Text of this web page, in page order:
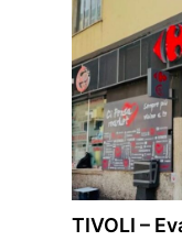
TIVOLI –